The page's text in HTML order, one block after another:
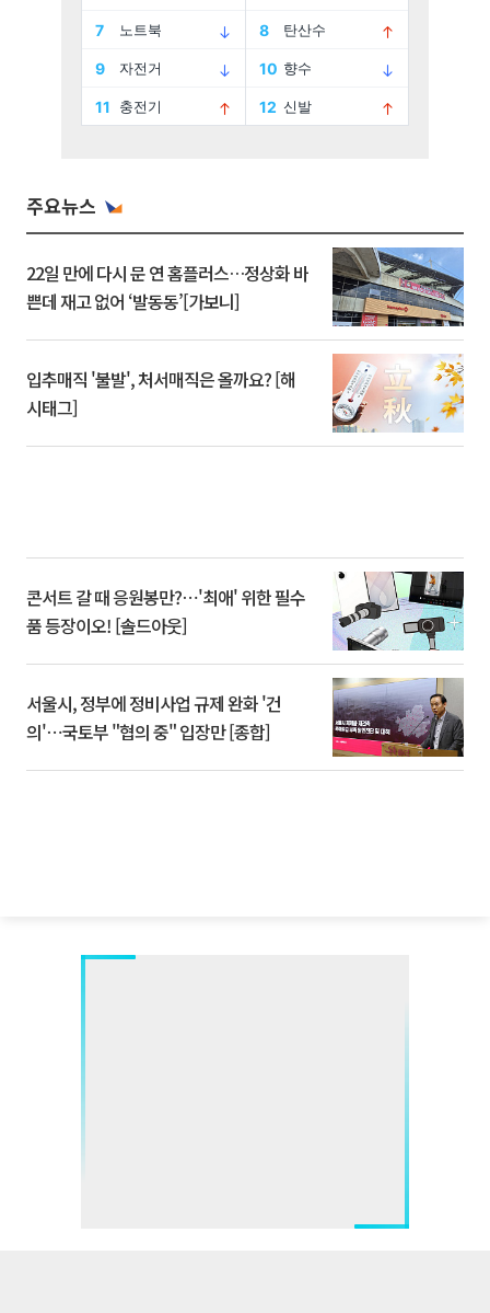
주요뉴스
22일 만에 다시 문 연 홈플러스…정상화 바
쁜데 재고 없어 ‘발동동’[가보니]
입추매직 '불발', 처서매직은 올까요? [해
시태그]
콘서트 갈 때 응원봉만?⋯'최애' 위한 필수
품 등장이오! [솔드아웃]
서울시, 정부에 정비사업 규제 완화 '건
의'⋯국토부 "협의 중" 입장만 [종합]